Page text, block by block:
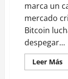
marca un
mercado
Bitcoin
despegar...
Leer Más